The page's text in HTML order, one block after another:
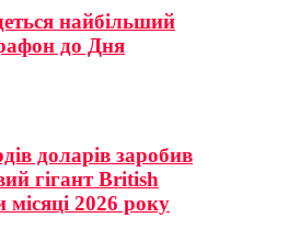
найбільший
до Дня
доларів заробив
гігант British
місяці 2026 року